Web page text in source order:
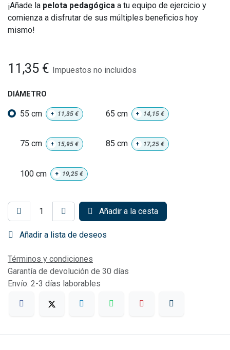
¡Añade la pelota pedagógica a tu equipo de ejercicio y
comienza a disfrutar de sus múltiples beneficios hoy
mismo!
11,35 € Impuestos no incluidos
DIÁMETRO
55 cm + 11,35 € 65 cm + 14,15€
75 cm + 15,95 € 85 cm + 17,25€
100 cm + 19,25 €
Añadir a la cesta
Añadir a lista de deseos
Términos y condiciones
Garantía de devolución de 30 días
Envío: 2-3 días laborables